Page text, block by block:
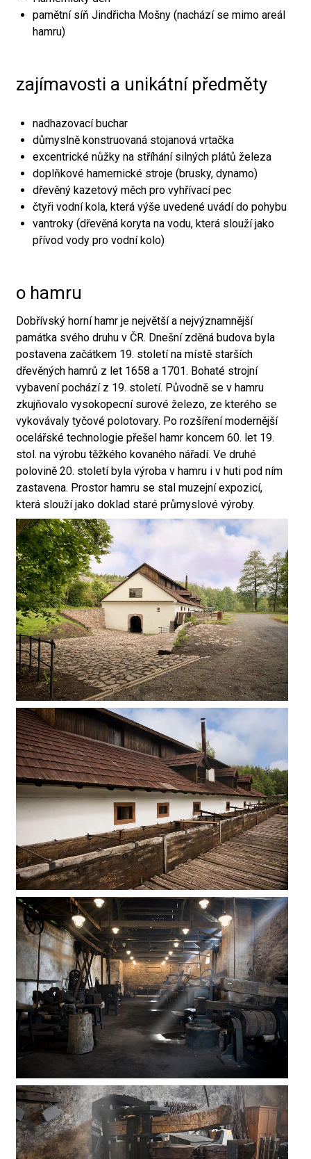
pamětní síň Jindřicha Mošny (nachází se mimo areál
hamru)
zajímavosti a unikátní předměty
nadhazovací buchar
důmyslně konstruovaná stojanová vrtačka
excentrické nůžky na stříhání silných plátů železa
doplňkové hamernické stroje (brusky, dynamo)
dřevěný kazetový měch pro vyhřívací pec
čtyři vodní kola, která výše uvedené uvádí do pohybu
vantroky (dřevěná koryta na vodu, která slouží jako
přívod vody pro vodní kolo)
o hamru
Dobřívský horní hamr je největší a nejvýznamnější
památka svého druhu v ČR. Dnešní zděná budova byla
postavena začátkem 19. století na místě starších
dřevěných hamrů z let 1658 a 1701. Bohaté strojní
vybavení pochází z 19. století. Původně se v hamru
zkujňovalo vysokopecní surové železo, ze kterého se
vykovávaly tyčové polotovary. Po rozšíření modernější
ocelářské technologie přešel hamr koncem 60. let 19.
stol. na výrobu těžkého kovaného nářadí. Ve druhé
polovině 20. století byla výroba v hamru i v huti pod ním
zastavena. Prostor hamru se stal muzejní expozicí,
která slouží jako doklad staré průmyslové výroby.